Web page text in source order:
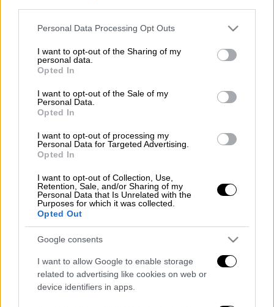
Please note that this website/app uses one or more Google
not limited to your visit or usage behaviour. You may click to
grant or deny consent to Google and its third-party tags to
use your data for below specified purposes in below Google
consent section.
Personal Data Processing Opt Outs
I want to opt-out of the Sharing of my
personal data.
Opted In
I want to opt-out of the Sale of my
Personal Data.
Opted In
I want to opt-out of processing my
Personal Data for Targeted Advertising.
Opted In
I want to opt-out of Collection, Use,
Retention, Sale, and/or Sharing of my
Personal Data that Is Unrelated with the
Purposes for which it was collected.
Opted Out
Google consents
I want to allow Google to enable storage
related to advertising like cookies on web or
device identifiers in apps.
Προσθέστε το ΕΘΝΟΣ στη Google
ΕΝΦΙΑκατά 10% για δαπάνες ασφαλιστικής
προστασίας κατοικιών από τις φυσικές
καταστροφές υπόσχεται η κυβέρνηση.
Σύμφωνα με τον σχεδιασμό όσοι ιδιοκτήτες
ασφαλίσουν
πληρώσουνμειωμένο ΕΝΦΙΑ το 2024.
Διαβάστε περισσότερα στο
Διαβάστε ακόμη
Μουντιάλ 2026: «Θα ανατινάξω τον Μέσι με
τέσσερις βόμβες» - Οι τρομοκρατικές
απειλές που ερεύνησε το FBI